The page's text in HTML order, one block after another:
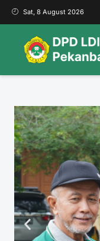
Sat, 8 August 2026